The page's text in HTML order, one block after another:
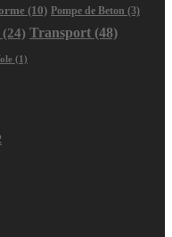
(10) Pompe de Beton (3)
(24) Transport (48)
(1)